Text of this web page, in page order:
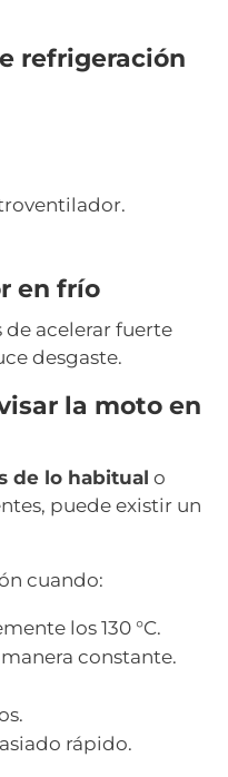
refrigeración
en frío
de acelerar fuerte
desgaste.
la moto en
de lo habitual o
puede existir un
cuando:
los 130 °C.
constante.
rápido.